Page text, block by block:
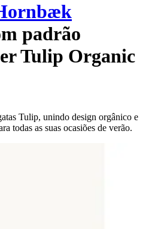
padrão
Tulip Organic
Tulip, unindo design orgânico e
todas as suas ocasiões de verão.